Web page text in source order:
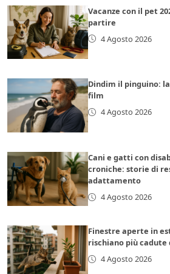
Vacanze con il pet
partire
4 Agosto 2026
Dindim il pinguino:
film
4 Agosto 2026
Cani e gatti con
croniche: storie di
adattamento
4 Agosto 2026
Finestre aperte in
rischiano più cadute
4 Agosto 2026